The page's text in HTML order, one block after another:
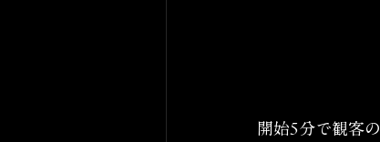
開始5分で観客